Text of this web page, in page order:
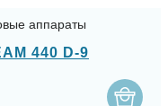
аппараты
440 D-9